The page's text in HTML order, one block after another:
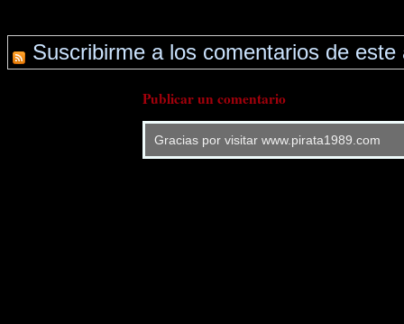
Suscribirme a los comentarios de este
Publicar un comentario
Gracias por visitar www.pirata1989.com